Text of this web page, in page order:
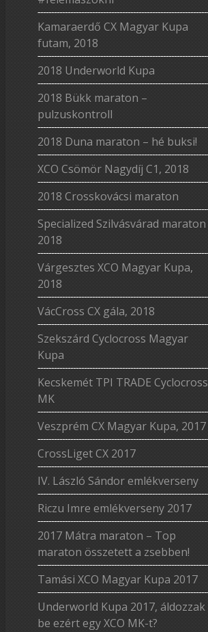
Kamaraerdő CX Magyar Kupa
futam, 2018
2018 Underworld Kupa
2018 Bükk maraton –
pulzuskontroll
2018 Duna maraton – hé buksi!
XCO Csömör Nagydíj C1, 2018
2018 Crosskovácsi maraton
Specialized Szilvásvárad maraton
2018
Várgesztes XCO Magyar Kupa,
2018
VácCross CX gála, 2018
Szekszárd Cyclocross Magyar
Kupa
Kecskemét TPI TRADE Cyclocross
MK
Veszprém CX Magyar Kupa, 2017
CrossLiget CX 2017
IV. László Sándor emlékverseny
Riczu Imre emlékverseny 2017
2017 Mátra maraton – Top
maraton összetett a zsebben!
Tamási XCO Magyar Kupa 2017
Underworld Kupa 2017, áldozzak
be ezért egy XCO MK-t?